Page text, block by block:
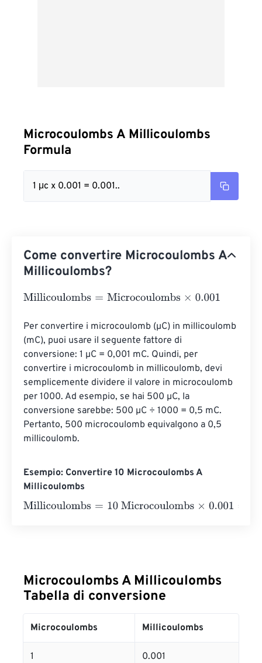
Microcoulombs A Millicoulombs
Formula
1 μc x 0.001 = 0.001..
Come convertire Microcoulombs A
Millicoulombs?
Millicoulombs=Microcoulombs×0.001
Per convertire i microcoulomb (µC) in millicoulomb
(mC), puoi usare il seguente fattore di
conversione: 1 µC = 0,001 mC. Quindi, per
convertire i microcoulomb in millicoulomb, devi
semplicemente dividere il valore in microcoulomb
per 1000. Ad esempio, se hai 500 µC, la
conversione sarebbe: 500 µC ÷ 1000 = 0,5 mC.
Pertanto, 500 microcoulomb equivalgono a 0,5
millicoulomb.
Esempio: Convertire 10 Microcoulombs A
Millicoulombs
Millicoulombs=10 Microcoulombs×0.001= 0.01
Microcoulombs A Millicoulombs
Tabella di conversione
Microcoulombs Millicoulombs
1 0.001